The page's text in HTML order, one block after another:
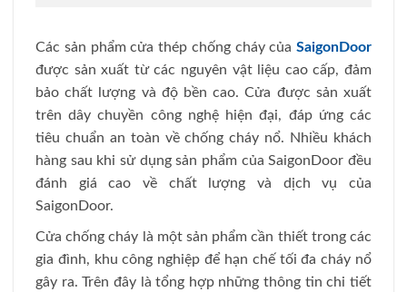
Các sản phẩm cửa thép chống cháy của SaigonDoor
được sản xuất từ các nguyên vật liệu cao cấp, đảm
bảo chất lượng và độ bền cao. Cửa được sản xuất
trên dây chuyền công nghệ hiện đại, đáp ứng các
tiêu chuẩn an toàn về chống cháy nổ. Nhiều khách
hàng sau khi sử dụng sản phẩm của SaigonDoor đều
đánh giá cao về chất lượng và dịch vụ của
SaigonDoor.
Cửa chống cháy là một sản phẩm cần thiết trong các
gia đình, khu công nghiệp để hạn chế tối đa cháy nổ
gây ra. Trên đây là tổng hợp những thông tin chi tiết